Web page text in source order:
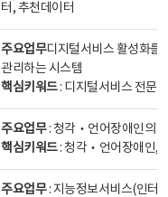
터, 추천데이터
주요업무디지털서비스 활성화를
관리하는 시스템
핵심키워드: 디지털서비스 전문
주요업무: 청각‧언어장애인의
핵심키워드: 청각‧언어장애인,
주요업무: 지능정보서비스(인터